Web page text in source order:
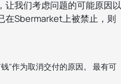
让我们考虑问题的可能原因以
在Sbermarket上被禁止，则
"作为取消交付的原因。 最有可